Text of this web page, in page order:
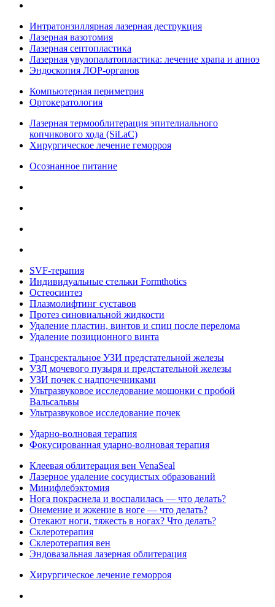
Интратонзиллярная лазерная деструкция
Лазерная вазотомия
Лазерная септопластика
Лазерная увулопалатопластика: лечение храпа и апноэ
Эндоскопия ЛОР-органов
Компьютерная периметрия
Ортокератология
Лазерная термооблитерация эпителиального
копчикового хода (SiLaC)
Хирургическое лечение геморроя
Осознанное питание
SVF-терапия
Индивидуальные стельки Formthotics
Остеосинтез
Плазмолифтинг суставов
Протез синовиальной жидкости
Удаление пластин, винтов и спиц после перелома
Удаление позиционного винта
Трансректальное УЗИ предстательной железы
УЗД мочевого пузыря и предстательной железы
УЗИ почек с надпочечниками
Ультразвуковое исследование мошонки с пробой
Вальсальвы
Ультразвуковое исследование почек
Ударно-волновая терапия
Фокусированная ударно-волновая терапия
Клеевая облитерация вен VenaSeal
Лазерное удаление сосудистых образований
Минифлебэктомия
Нога покраснела и воспалилась — что делать?
Онемение и жжение в ноге — что делать?
Отекают ноги, тяжесть в ногах? Что делать?
Склеротерапия
Склеротерапия вен
Эндовазальная лазерная облитерация
Хирургическое лечение геморроя